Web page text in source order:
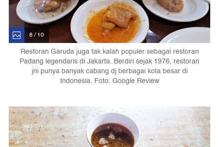
8 / 10
Restoran Garuda juga tak kalah populer sebagai restoran
Padang legendaris di Jakarta. Berdiri sejak 1976, restoran
jni punya banyak cabang dj berbagai kota besar di
Indonesia. Foto: Google Review